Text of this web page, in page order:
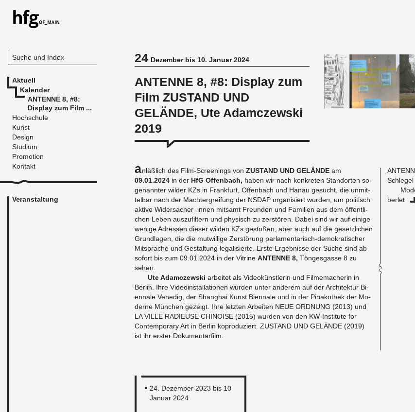
Suche und Index
Aktuell
Kalender
ANTENNE 8, #8:
Display zum Film ...
Hochschule
Kunst
Design
Studium
Promotion
Kontakt
Veranstaltung
24Dezember bis 10. Januar 2024
ANTENNE 8, #8: Display zum
Film ZUSTAND UND
GELÄNDE, Ute Adamczewski
2019
An­läß­lich des Film-Scree­nings von ZU­STAND UND GE­LÄN­DE am
09.01.2024 in der HfG Of­fen­bach, haben wir nach kon­kre­ten Stand­or­ten so­
ge­nann­ter wil­der KZs in Frank­furt, Of­fen­bach und Hanau ge­sucht, die un­mit­
tel­bar nach der Macht­er­grei­fung der NSDAP or­ga­ni­siert wur­den, um po­li­tisch
ak­ti­ve Wi­der­sa­cher_in­nen mit­samt Freun­den und Fa­mi­li­en aus dem öf­fent­li­
chen Leben aus­zu­fil­tern und phy­sisch zu zer­stö­ren. Dabei sind wir auf ei­ni­ge
we­ni­ge Adres­sen die­ser wil­den KZs ge­sto­ßen, aber auch auf die ge­setz­li­chen
Grund­la­gen, die die mut­wil­li­ge Zer­stö­rung par­la­men­ta­risch-de­mo­kra­ti­scher
Mit­spra­che und Ge­stal­tung le­ga­li­sier­te. Erste Er­geb­nis­se der Suche sind ab
so­fort bis zum 09.01.2024 in der Vi­tri­ne AN­TEN­NE 8, Tön­ges­gas­se 8 zu
sehen.
Ute Adam­c­zew­ski ar­bei­tet als Vi­deo­künst­le­rin und Fil­me­ma­che­rin in
Ber­lin. Ihre Vi­deo­in­stal­la­tio­nen wur­den unter an­de­rem auf der Ar­chi­tek­tur Bi­
en­na­le Ve­ne­dig, der Shang­hai Kunst Bi­en­na­le und in der Pi­na­ko­thek der Mo­
der­ne München ge­zeigt. Ihre letz­ten Ar­bei­ten NEUE ORD­NUNG (2013) und
LA VILLE RA­DIEU­SE CHI­NOI­SE (2015) wur­den von den KW-In­sti­tu­te for
Con­tem­pora­ry Art in Ber­lin ko­pro­du­ziert. ZU­STAND UND GELÄNDE (2019)
ist ihr ers­ter Do­ku­men­tar­film.
Schle­gel
ber­let
24. De­zem­ber 2023 bis 10
Ja­nu­ar 2024